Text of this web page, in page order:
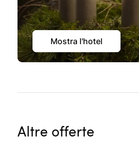
Mostra l'hotel
Altre offerte